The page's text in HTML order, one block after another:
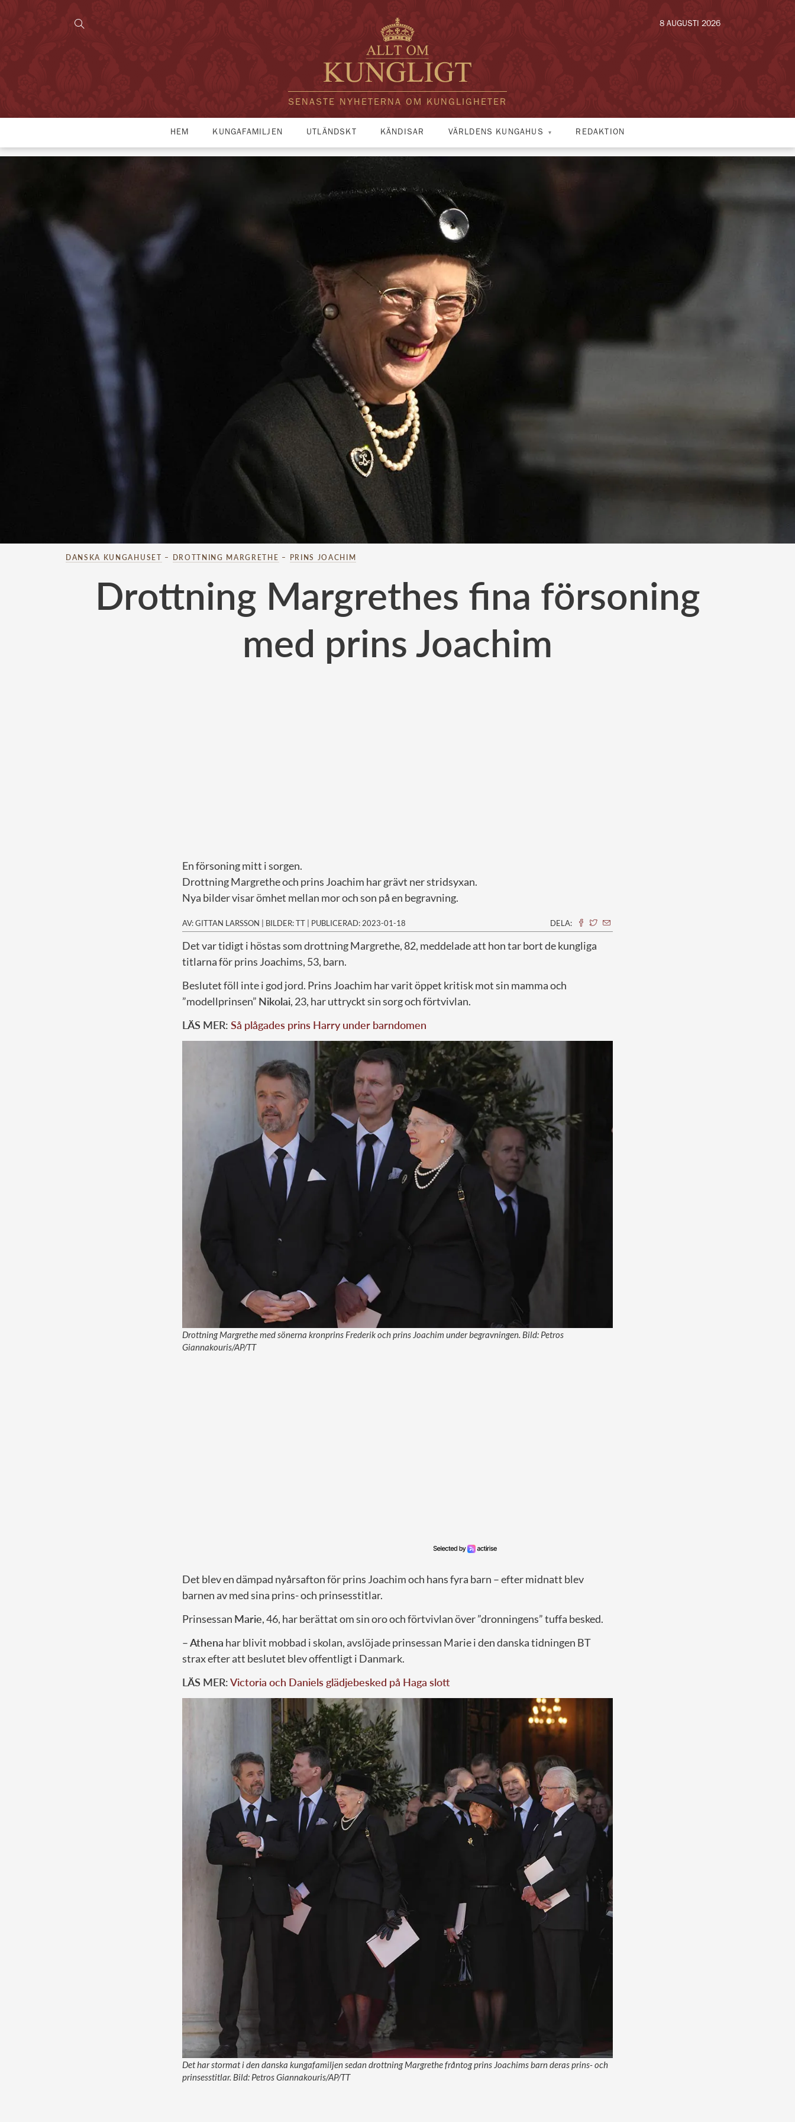
SENASTE NYHETERNA OM KUNGLIGHETER
8 AUGUSTI 2026
HEM KUNGAFAMILJEN UTLÄNDSKT KÄNDISAR VÄRLDENS KUNGAHUS REDAKTION
DANSKA KUNGAHUSET – DROTTNING MARGRETHE – PRINS JOACHIM
Drottning Margrethes fina försoning
med prins Joachim
En försoning mitt i sorgen.
Drottning Margrethe och prins Joachim har grävt ner stridsyxan.
Nya bilder visar ömhet mellan mor och son på en begravning.
AV: GITTAN LARSSON | BILDER: TT | PUBLICERAD: 2023-01-18 DELA:
Det var tidigt i höstas som drottning Margrethe, 82, meddelade att hon tar bort de kungliga
titlarna för prins Joachims, 53, barn.
Beslutet föll inte i god jord. Prins Joachim har varit öppet kritisk mot sin mamma och
”modellprinsen” Nikolai, 23, har uttryckt sin sorg och förtvivlan.
LÄS MER: Så plågades prins Harry under barndomen
Drottning Margrethe med sönerna kronprins Frederik och prins Joachim under begravningen. Bild: Petros
Giannakouris/AP/TT
Det blev en dämpad nyårsafton för prins Joachim och hans fyra barn – efter midnatt blev
barnen av med sina prins- och prinsesstitlar.
Prinsessan Marie, 46, har berättat om sin oro och förtvivlan över ”dronningens” tuffa besked.
–Athena har blivit mobbad i skolan, avslöjade prinsessan Marie i den danska tidningen BT
strax efter att beslutet blev offentligt i Danmark.
LÄS MER:Victoria och Daniels glädjebesked på Haga slott
Det har stormat i den danska kungafamiljen sedan drottning Margrethe fråntog prins Joachims barn deras prins- och
prinsesstitlar. Bild: Petros Giannakouris/AP/TT